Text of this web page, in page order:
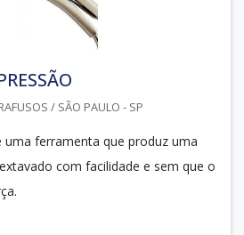
/ SÃO PAULO - SP
uma ferramenta que produz uma
com facilidade e sem que o